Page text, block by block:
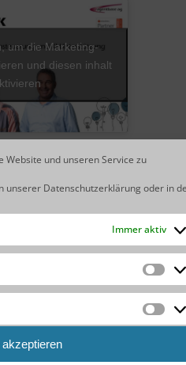
Website und unseren Service zu
unserer Datenschutzerklärungoder in
Immer aktiv
akzeptieren
um die Marketing-
und diesen inhalt
und
und